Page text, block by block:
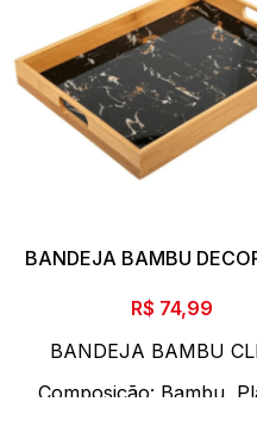
BANDEJA BAMBU
R$ 74,99
BANDEJA BAMBU
Composição: Bambu,